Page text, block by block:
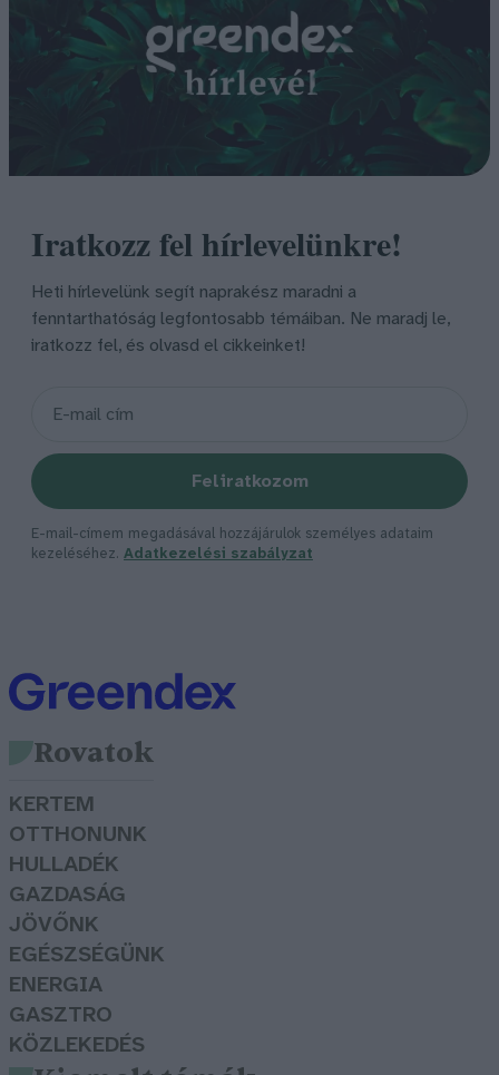
Iratkozz fel hírlevelünkre!
Heti hírlevelünk segít naprakész maradni a
fenntarthatóság legfontosabb témáiban. Ne maradj le,
iratkozz fel, és olvasd el cikkeinket!
Feliratkozom
E-mail-címem megadásával hozzájárulok személyes adataim
kezeléséhez. Adatkezelési szabályzat
Rovatok
KERTEM
OTTHONUNK
HULLADÉK
GAZDASÁG
JÖVŐNK
EGÉSZSÉGÜNK
ENERGIA
GASZTRO
KÖZLEKEDÉS